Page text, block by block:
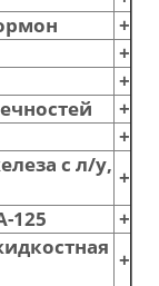
+
+
+
+
+
с л/у,
+
125
+
+